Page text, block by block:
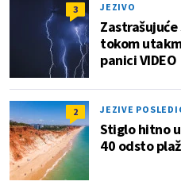
3 JEZIVO
tokom
panici VIDEO
2 JEZIVE
Stiglo hitno
40 odsto